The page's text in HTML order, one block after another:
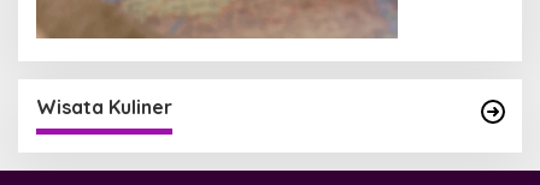
Wisata Kuliner